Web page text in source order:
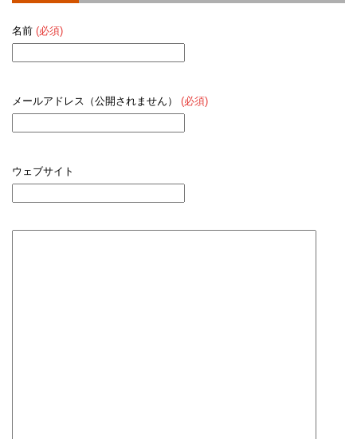
名前 (必須)
メールアドレス（公開されません） (必須)
ウェブサイト